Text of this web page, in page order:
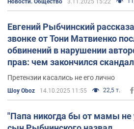
Новости. Общество 3.11.2025 15:22
Евгений Рыбчинский
звонке от Тони Матвиенко
обвинений в нарушении
прав: чем закончился скандал
Претензии касались не его лично
Шоу Oboz 14.10.2025 11:55 22,5 т.
"Папа никогда бы от мамы не